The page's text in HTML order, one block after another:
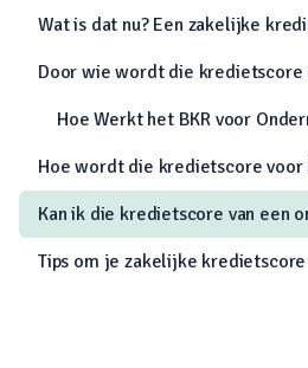
Wat is dat nu? Een zakelijke
Door wie wordt die kredietscore
Hoe Werkt het BKR voor
Hoe wordt die kredietscore voor
Kan ik die kredietscore van een
Tips om je zakelijke